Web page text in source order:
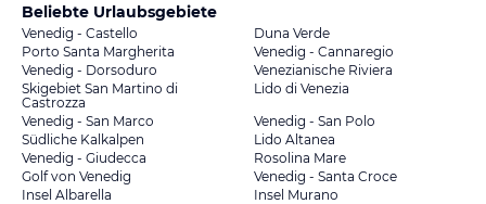
Beliebte Urlaubsgebiete
Venedig - Castello
Duna Verde
Porto Santa Margherita
Venedig - Cannaregio
Venedig - Dorsoduro
Venezianische Riviera
Skigebiet San Martino di
Castrozza
Lido di Venezia
Venedig - San Marco
Venedig - San Polo
Südliche Kalkalpen
Lido Altanea
Venedig - Giudecca
Rosolina Mare
Golf von Venedig
Venedig - Santa Croce
Insel Albarella
Insel Murano